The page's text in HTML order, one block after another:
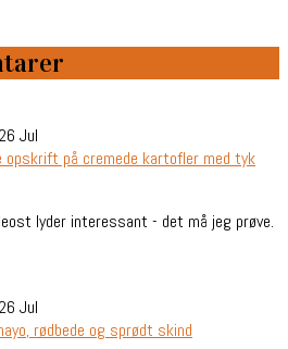
Jul
på cremede kartofler med tyk
lyder interessant - det må jeg prøve.
Jul
rødbede og sprødt skind